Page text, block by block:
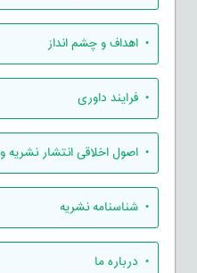
• اهداف و چشم انداز
• فرایند داوری
• اصول اخلاقی انتشار نشریه و COPE
• شناسنامه نشریه
• درباره ما